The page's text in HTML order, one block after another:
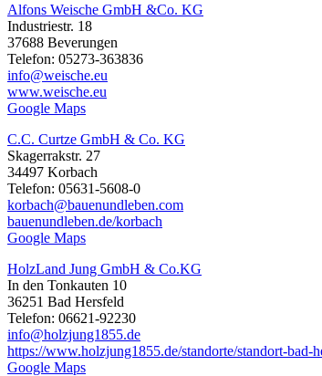
Alfons Weische GmbH &Co. KG
Industriestr. 18
37688 Beverungen
Telefon: 05273-363836
info@weische.eu
www.weische.eu
Google Maps
C.C. Curtze GmbH & Co. KG
Skagerrakstr. 27
34497 Korbach
Telefon: 05631-5608-0
korbach@bauenundleben.com
bauenundleben.de/korbach
Google Maps
HolzLand Jung GmbH & Co.KG
In den Tonkauten 10
36251 Bad Hersfeld
Telefon: 06621-92230
info@holzjung1855.de
https://www.holzjung1855.de/standorte/standort-bad-
Google Maps